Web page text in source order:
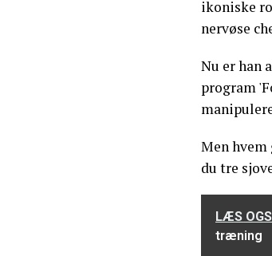
ikoniske
nervøse
Nu er han
program
Men hvem
du tre
LÆS
træning